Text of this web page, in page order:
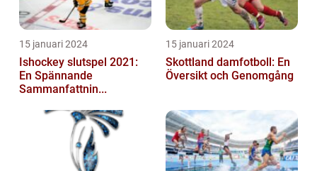
15 januari 2024
Ishockey slutspel 2021:
En Spännande
Sammanfattnin...
15 januari 2024
Skottland damfotboll: En
Översikt och Genomgång